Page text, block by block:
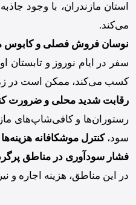
استان مازندران، با وجود
می‌کند.
نوسان فروش فصلی و کابوس
سفر در ایام نوروز و
کسب می‌کند، ممکن است در
رقابت شدید محلی و ضرورت
رستوران‌ها و کافی‌شاپ‌های
سود،کنترل موشکافانه هزینه‌ها
فشار سودآوری در مناطق
در این مناطق، هزینه اجاره و